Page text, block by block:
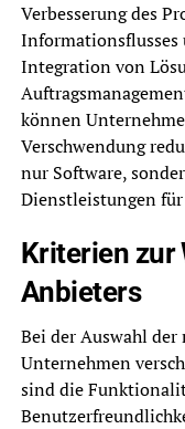
Verbesserung des
Informationsflusses
Integration von
können
Verschwendung
nur Software,
Dienstleistungen
Kriterien zur
Anbieters
Bei der Auswahl
Unternehmen
sind die